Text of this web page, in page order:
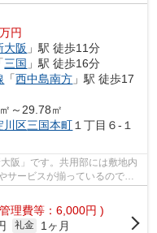
万円
大阪 」駅 徒歩11分
「三国 」駅 徒歩16分
「西中島南方 」駅 徒歩17
～29.78㎡
川区三国本町 １丁目６-１
阪」です。共用部には敷地内
サービスが揃っているので便
理費等：6,000円 )
礼金
1ヶ月